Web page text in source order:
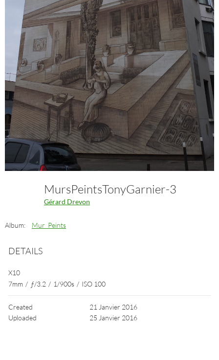
MursPeintsTonyGarnier-3
Gérard Drevon
Album: Mur_Peints
DETAILS
X10
7mm / ƒ/3.2 / 1/900s / ISO 100
Created
21 Janvier 2016
Uploaded
25 Janvier 2016